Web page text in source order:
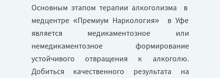
Основным этапом терапии алкоголизма в
медцентре «Премиум Наркология» в Уфе
является медикаментозное или
немедикаментозное формирование
устойчивого отвращения к алкоголю.
Добиться качественного результата на